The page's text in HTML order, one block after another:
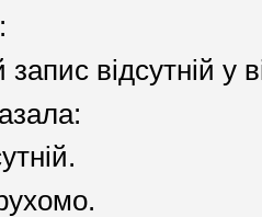
відсутній у